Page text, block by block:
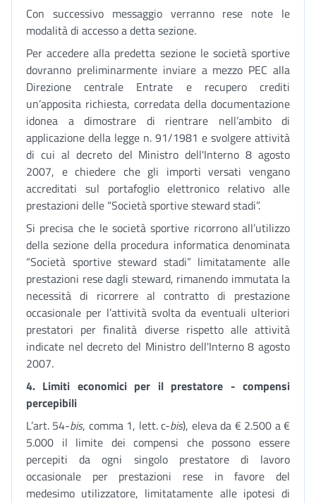
Con successivo messaggio verranno rese note le
modalità di accesso a detta sezione.
Per accedere alla predetta sezione le società sportive
dovranno preliminarmente inviare a mezzo PEC alla
Direzione centrale Entrate e recupero crediti
un’apposita richiesta, corredata della documentazione
idonea a dimostrare di rientrare nell’ambito di
applicazione della legge n. 91/1981 e svolgere attività
di cui al decreto del Ministro dell'Interno 8 agosto
2007, e chiedere che gli importi versati vengano
accreditati sul portafoglio elettronico relativo alle
prestazioni delle “Società sportive steward stadi”.
Si precisa che le società sportive ricorrono all’utilizzo
della sezione della procedura informatica denominata
“Società sportive steward stadi” limitatamente alle
prestazioni rese dagli steward, rimanendo immutata la
necessità di ricorrere al contratto di prestazione
occasionale per l’attività svolta da eventuali ulteriori
prestatori per finalità diverse rispetto alle attività
indicate nel decreto del Ministro dell'Interno 8 agosto
2007.
4. Limiti economici per il prestatore - compensi
percepibili
L’art. 54-bis, comma 1, lett. c-bis), eleva da € 2.500 a €
5.000 il limite dei compensi che possono essere
percepiti da ogni singolo prestatore di lavoro
occasionale per prestazioni rese in favore del
medesimo utilizzatore, limitatamente alle ipotesi di